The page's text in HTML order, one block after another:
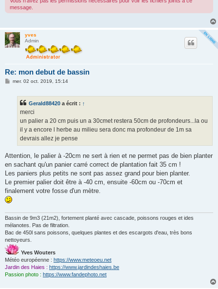
message.
yves
Admin
Re: mon debut de bassin
Mmer. 02 oct. 2019, 15:14
Gerald88420 a écrit : ↑
merci
un palier a 20 cm puis un a 30cmet restera 50cm de profondeurs...la ou
il y a encore l herbe au milieu sera donc ma profondeur de 1m sa
devrais allez je pense
Attention, le palier à -20cm ne sert à rien et ne permet pas de bien planter
en sachant qu'un panier carré correct de plantation fait 35 cm !
Les paniers plus petits ne sont pas assez grand pour bien planter.
Le premier palier doit être à -40 cm, ensuite -60cm ou -70cm et
finalement votre fosse d'un mètre.
Bassin de 9m3 (21m2), fortement planté avec cascade, poissons rouges et ides
mélanotes. Pas de filtration.
Bac de 450l sans poissons, quelques plantes et des escargots d'eau, très bons
nettoyeurs.
Yves Wouters
Météo européenne : https://www.meteoeu.net
Jardin des Haies : https://www.jardindeshaies.be
Passion photo : https://www.fandephoto.net